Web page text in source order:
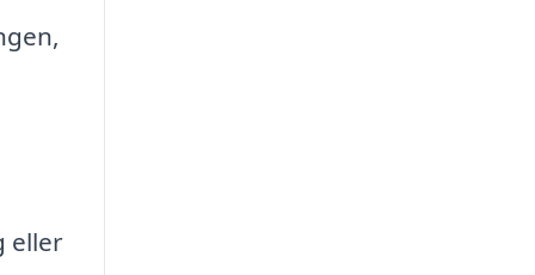
eller